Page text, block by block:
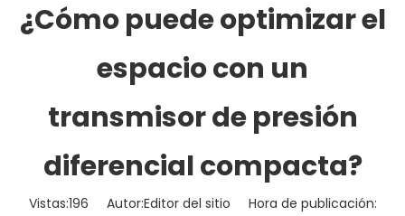
¿Cómo puede optimizar el
espacio con un
transmisor de presión
diferencial compacta?
Vistas:196 Autor:Editor del sitio Hora de publicación: